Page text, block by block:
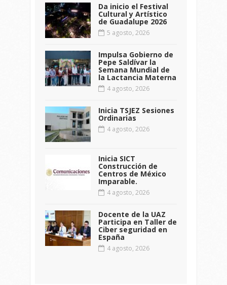
Da inicio el Festival
Cultural y Artístico
de Guadalupe 2026
5 agosto, 2026
Impulsa Gobierno de
Pepe Saldívar la
Semana Mundial de
la Lactancia Materna
4 agosto, 2026
Inicia TSJEZ Sesiones
Ordinarias
4 agosto, 2026
Inicia SICT
Construcción de
Centros de México
Imparable.
4 agosto, 2026
Docente de la UAZ
Participa en Taller de
Ciber seguridad en
España
4 agosto, 2026